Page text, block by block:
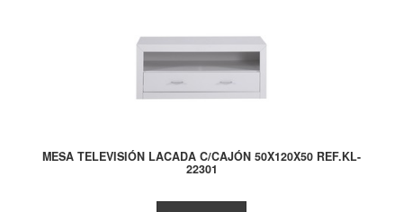
MESA TELEVISIÓN LACADA C/CAJÓN 50X120X50 REF.KL-
22301